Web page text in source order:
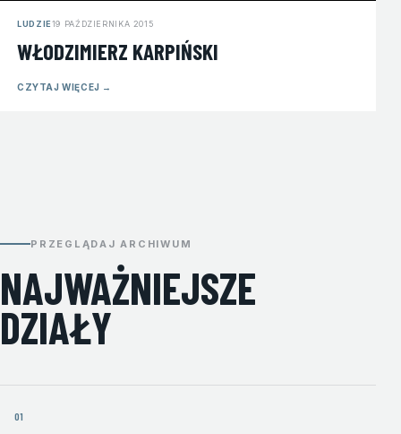
LUDZIE19 PAŹDZIERNIKA 2015
WŁODZIMIERZ KARPIŃSKI
CZYTAJ WIĘCEJ →
PRZEGLĄDAJ ARCHIWUM
NAJWAŻNIEJSZE
DZIAŁY
01